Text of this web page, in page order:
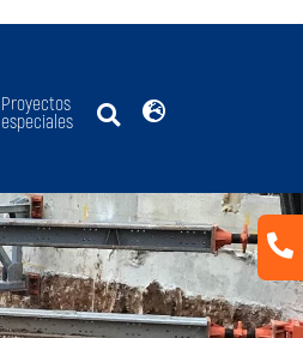
Proyectos
especiales